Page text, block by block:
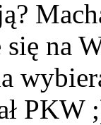
się na
PKW